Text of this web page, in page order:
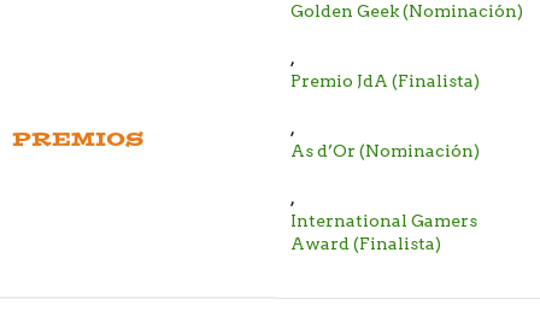
PREMIOS
Golden Geek (Nominación)
,
Premio JdA (Finalista)
,
As d’Or (Nominación)
,
International Gamers
Award (Finalista)